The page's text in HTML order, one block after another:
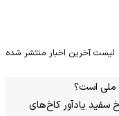
لیست آخرین اخبار منتشر شده
ملی است؟
سفید یادآور کاخ‌های